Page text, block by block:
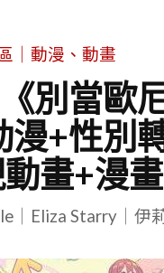
｜動漫、動畫
別當歐
漫+性別
畫+漫畫
｜Eliza Starry｜伊